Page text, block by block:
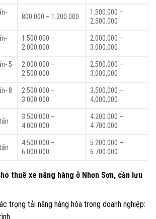
800.000 – 1.200.000
1.500.000 –
2.500.000
1.500.000 –
2.000.000
2.000.000 –
3.000.000
5
2.000.000 –
2.500.000
2,500,000 –
3,000,000
8
2.500.000 –
3.000.000
3,500,000 –
4,000,000
3.500.000 –
4.000.000
4.200.000 –
4.700.000
4.500.000 –
6.000.000
5.200.000 –
6.700.000
thuê xe nâng hàng ở Nhơn Sơn, cần lưu
trọng tải nâng hàng hóa trong doanh nghiệp: